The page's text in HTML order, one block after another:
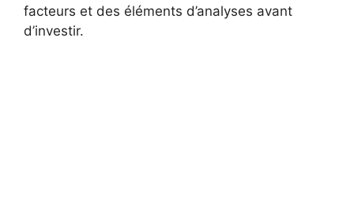
facteurs et des éléments d’analyses avant
d’investir.